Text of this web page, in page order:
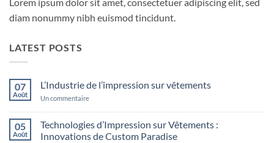
diam nonummy nibh euismod tincidunt.
LATEST POSTS
07
Août
L’Industrie de l’impression sur vêtements
Un commentairesur
l’impression
sur
vêtements
05
Août
Technologies d’Impression sur Vêtements :
Innovations de Custom Paradise